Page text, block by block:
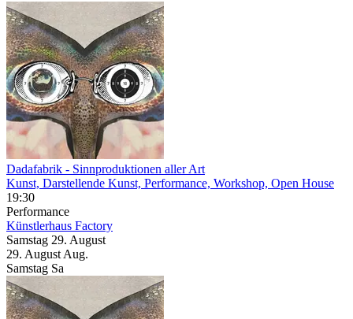
Dadafabrik - Sinnproduktionen aller Art
Kunst, Darstellende Kunst, Performance, Workshop, Open House
19:30
Performance
Künstlerhaus Factory
Samstag 29. August
29. August Aug.
Samstag Sa